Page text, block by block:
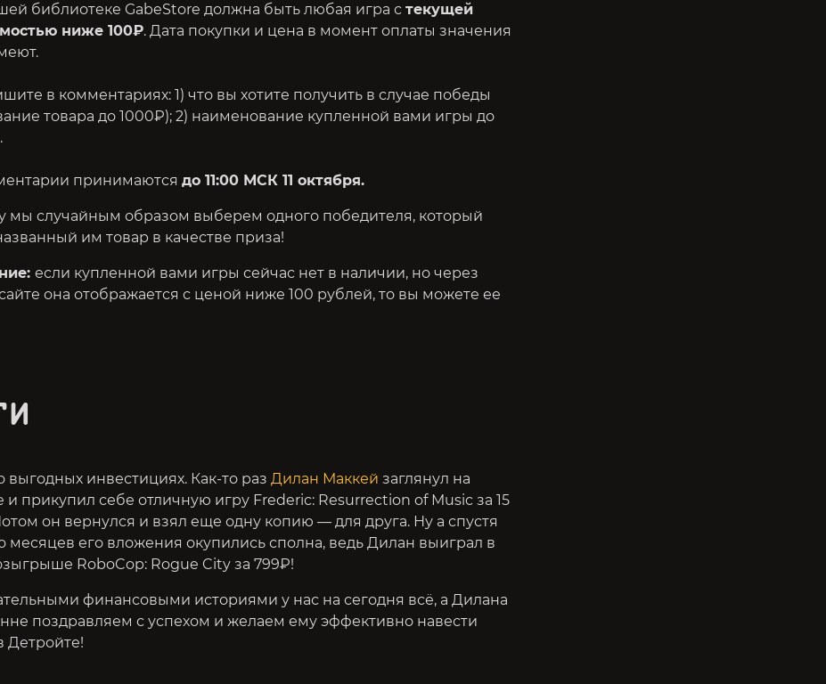
библиотеке GabeStore должна быть любая игра с текущей
ниже 100₽. Дата покупки и цена в момент оплаты значения
в комментариях: 1) что вы хотите получить в случае победы
товара до 1000₽); 2) наименование купленной вами игры до
принимаются до 11:00 МСК 11 октября.
мы случайным образом выберем одного победителя, который
им товар в качестве приза!
если купленной вами игры сейчас нет в наличии, но через
она отображается с ценой ниже 100 рублей, то вы можете ее
выгодных инвестициях. Как-то раз Дилан Маккей заглянул на
и прикупил себе отличную игру Frederic: Resurrection of Music за 15
он вернулся и взял еще одну копию — для друга. Ну а спустя
месяцев его вложения окупились сполна, ведь Дилан выиграл в
RoboCop: Rogue City за 799₽!
финансовыми историями у нас на сегодня всё, а Дилана
поздравляем с успехом и желаем ему эффективно навести
Детройте!